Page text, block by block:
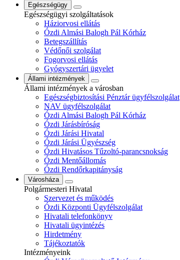
Egészségügy
Egészségügyi szolgáltatások
Háziorvosi ellátás
Ózdi Almási Balogh Pál Kórház
Betegszállítás
Védőnői szolgálat
Fogorvosi ellátás
Gyógyszertári ügyelet
Állami intézmények
Állami intézmények a városban
Egészségbiztosítási Pénztár ügyfélszolgálat
NAV ügyfélszolgálat
Ózdi Almási Balogh Pál Kórház
Ózdi Járásbíróság
Ózdi Járási Hivatal
Ózdi Járási Ügyészség
Ózdi Hivatásos Tűzoltó-parancsnokság
Ózdi Mentőállomás
Ózdi Rendőrkapitányság
Városháza
Polgármesteri Hivatal
Szervezet és működés
Ózdi Központi Ügyfélszolgálat
Hivatali telefonkönyv
Hivatali ügyintézés
Hirdetmény
Tájékoztatók
Intézményeink